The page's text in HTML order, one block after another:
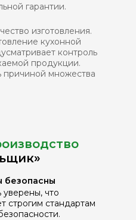
изготовления.
кухонной
контроль
продукции.
причиной множества
гарантии.
что
строгим стандартам
безопасны